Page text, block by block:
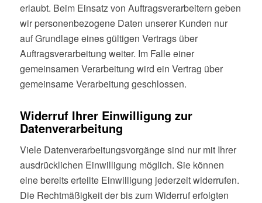
erlaubt. Beim Einsatz von Auftragsverarbeitern geben
wir personenbezogene Daten unserer Kunden nur
auf Grundlage eines gültigen Vertrags über
Auftragsverarbeitung weiter. Im Falle einer
gemeinsamen Verarbeitung wird ein Vertrag über
gemeinsame Verarbeitung geschlossen.
Widerruf Ihrer Einwilligung zur
Datenverarbeitung
Viele Datenverarbeitungsvorgänge sind nur mit Ihrer
ausdrücklichen Einwilligung möglich. Sie können
eine bereits erteilte Einwilligung jederzeit widerrufen.
Die Rechtmäßigkeit der bis zum Widerruf erfolgten